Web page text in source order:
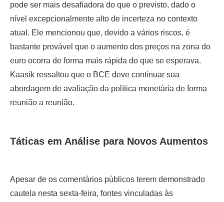
pode ser mais desafiadora do que o previsto, dado o
nível excepcionalmente alto de incerteza no contexto
atual. Ele mencionou que, devido a vários riscos, é
bastante provável que o aumento dos preços na zona do
euro ocorra de forma mais rápida do que se esperava.
Kaasik ressaltou que o BCE deve continuar sua
abordagem de avaliação da política monetária de forma
reunião a reunião.
Táticas em Análise para Novos Aumentos
Apesar de os comentários públicos terem demonstrado
cautela nesta sexta-feira, fontes vinculadas às